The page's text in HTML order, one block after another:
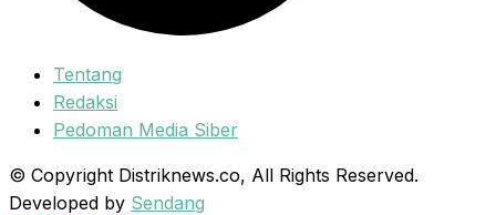
Tentang
Redaksi
Pedoman Media Siber
© Copyright Distriknews.co, All Rights Reserved.
Developed by Sendang